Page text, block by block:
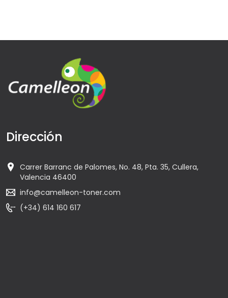
Dirección
Carrer Barranc de Palomes, No. 48, Pta. 35, Cullera,
Valencia 46400
info@camelleon-toner.com
(+34) 614 160 617